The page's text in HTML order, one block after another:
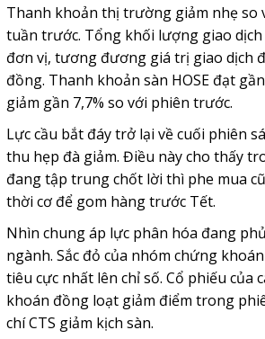
Thanh khoản thị trường giảm nhẹ so
tuần trước. Tổng khối lượng giao
đơn vị, tương đương giá trị giao dịch
đồng. Thanh khoản sàn HOSE đạt
giảm gần 7,7% so với phiên trước.
Lực cầu bắt đáy trở lại về cuối phiên
thu hẹp đà giảm. Điều này cho thấy
đang tập trung chốt lời thì phe mua
thời cơ để gom hàng trước Tết.
Nhìn chung áp lực phân hóa đang
ngành. Sắc đỏ của nhóm chứng
tiêu cực nhất lên chỉ số. Cổ phiếu của
khoán đồng loạt giảm điểm trong
chí CTS giảm kịch sàn.